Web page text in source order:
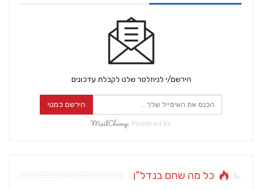
הירשם/י לניוזלטר שלנו לקבלת עדכונים
הירשם כמנוי
Powered by
כל מה שחם בנדל"ן